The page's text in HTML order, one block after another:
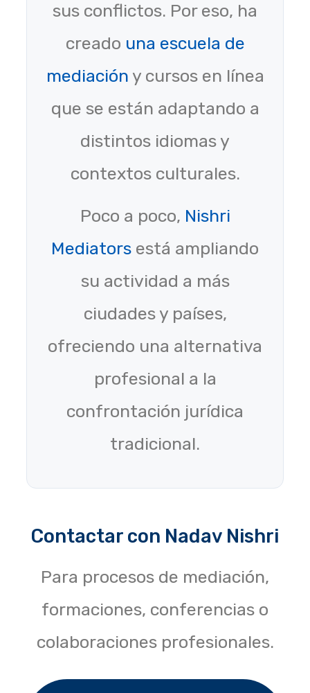
sus conflictos. Por eso, ha
creado una escuela de
mediación y cursos en línea
que se están adaptando a
distintos idiomas y
contextos culturales.
Poco a poco, Nishri
Mediators está ampliando
su actividad a más
ciudades y países,
ofreciendo una alternativa
profesional a la
confrontación jurídica
tradicional.
Contactar con Nadav Nishri
Para procesos de mediación,
formaciones, conferencias o
colaboraciones profesionales.